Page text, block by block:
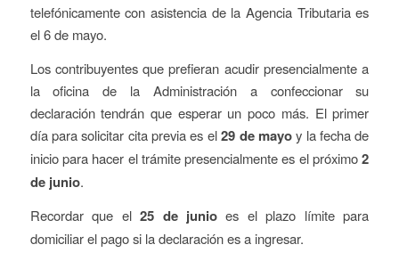
telefónicamente con asistencia de la Agencia Tributaria es
el 6 de mayo.
Los contribuyentes que prefieran acudir presencialmente a
la oficina de la Administración a confeccionar su
declaración tendrán que esperar un poco más. El primer
día para solicitar cita previa es el29 de mayoy la fecha de
inicio para hacer el trámite presencialmente es el próximo2
de junio.
Recordar que el25 de junio es el plazo límite para
domiciliar el pago si la declaración es a ingresar.